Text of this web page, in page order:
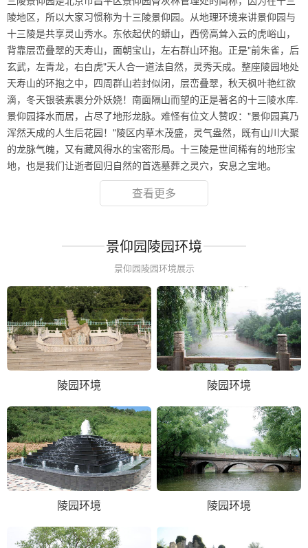
陵地区，所以大家习惯称为十三陵景仰园。从地理环境来讲景仰园与
十三陵是共享灵山秀水。东依起伏的蟒山，西傍高耸入云的虎峪山，
背靠层峦叠翠的天寿山，面朝宝山，左右群山环抱。正是"前朱雀，后
玄武，左青龙，右白虎"天人合一道法自然，灵秀天成。整座陵园地处
天寿山的环抱之中，四周群山若封似闭，层峦叠翠，秋天枫叶艳红欲
滴，冬天银装素裹分外妖娆！南面隔山而望的正是著名的十三陵水库.
景仰园择水而居，占尽了地形龙脉。难怪有位文人赞叹："景仰园真乃
浑然天成的人生后花园！"陵区内草木茂盛，灵气盎然，既有山川大聚
的龙脉气魄，又有藏风得水的宝密形局。十三陵是世间稀有的地形宝
地，也是我们让逝者回归自然的首选墓葬之灵穴，安息之宝地。
查看更多
景仰园陵园环境
景仰园陵园环境展示
陵园环境 陵园环境
陵园环境 陵园环境